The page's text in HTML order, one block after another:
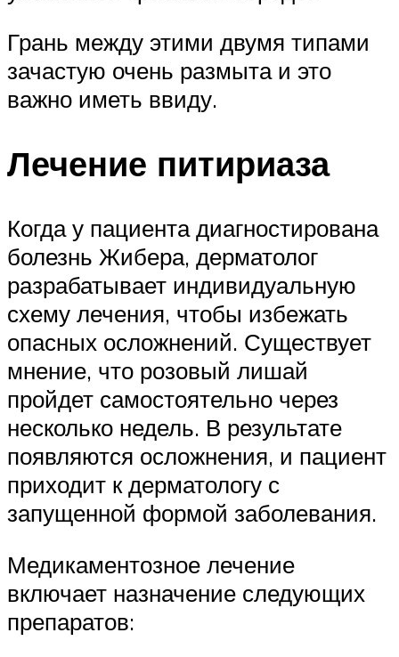
Грань между этими двумя типами
зачастую очень размыта и это
важно иметь ввиду.
Лечение питириаза
Когда у пациента диагностирована
болезнь Жибера, дерматолог
разрабатывает индивидуальную
схему лечения, чтобы избежать
опасных осложнений. Существует
мнение, что розовый лишай
пройдет самостоятельно через
несколько недель. В результате
появляются осложнения, и пациент
приходит к дерматологу с
запущенной формой заболевания.
Медикаментозное лечение
включает назначение следующих
препаратов: